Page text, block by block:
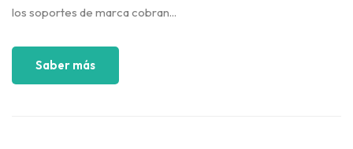
los soportes de marca cobran...
Saber más